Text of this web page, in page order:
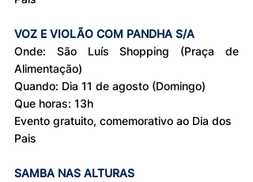
VOZ E VIOLÃO COM PANDHA S/A
Onde: São Luís Shopping (Praça de
Alimentação)
Quando: Dia 11 de agosto (Domingo)
Que horas: 13h
Evento gratuito, comemorativo ao Dia dos
Pais
SAMBA NAS ALTURAS